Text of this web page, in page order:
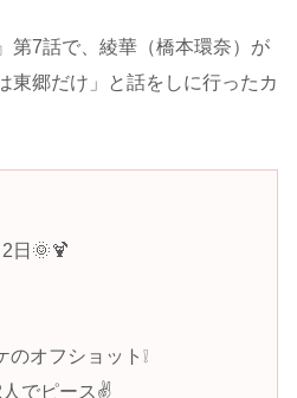
第7話で、綾華（橋本環奈）が
東郷だけ」と話をしに行ったカ
日🌞🍹
オフショット❕
でピース✌️